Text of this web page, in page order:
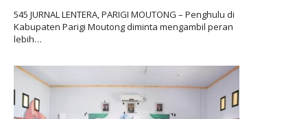
545 JURNAL LENTERA, PARIGI MOUTONG – Penghulu di
Kabupaten Parigi Moutong diminta mengambil peran
lebih…